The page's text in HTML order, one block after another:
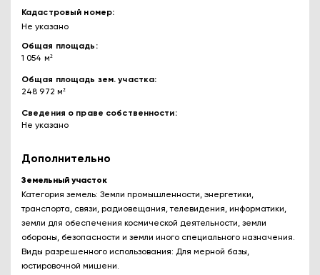
Кадастровый номер
Не указано
Общая площадь
1 054 м²
Общая площадь зем. участка
248 972 м²
Сведения о праве собственности
Не указано
Дополнительно
Земельный участок
Категория земель: Земли промышленности, энергетики,
транспорта, связи, радиовещания, телевидения, информатики,
земли для обеспечения космической деятельности, земли
обороны, безопасности и земли иного специального назначения.
Виды разрешенного использования: Для мерной базы,
юстировочной мишени.